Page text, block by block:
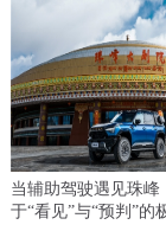
当辅助驾驶遇见珠峰
于“看见”与“预判”的